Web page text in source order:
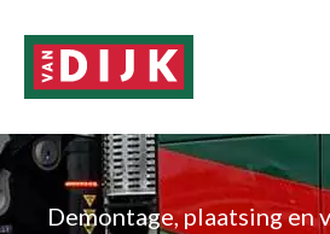
naar
inhoud
Demontage, plaatsing en